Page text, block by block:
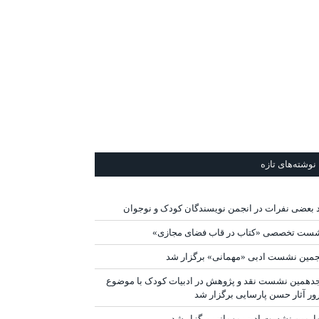
نوشته‌های تازه
بعضی نفرات در انجمن نویسندگان کودک و نوجوان
تخصصی «کتاب در قاب فضای مجازی»
نشست ادبی «مهمانی» برگزار شد
نشست نقد و پژوهش در ادبیات کودک با موضوع
آثار حسن پارسایی برگزار شد